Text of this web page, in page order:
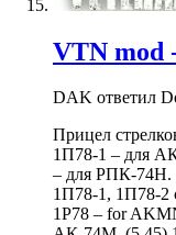
VTN
DAK ответил
Прицел
1П78-1 – для
– для РПК-74Н.
1П78-1, 1П78-2
1P78 – for